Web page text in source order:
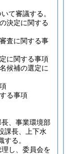
て審議する。
決定に関する
査に関する事
に関する事項
候補の選定に
る事項
、事業環境部
課長、上下水
る。
し、委員会を